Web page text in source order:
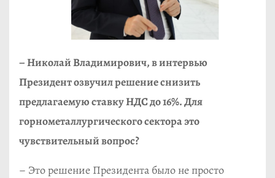
– Николай Владимирович, в интервью
Президент озвучил решение снизить
предлагаемую ставку НДС до 16%. Для
горнометаллургического сектора это
чувствительный вопрос?
– Это решение Президента было не просто